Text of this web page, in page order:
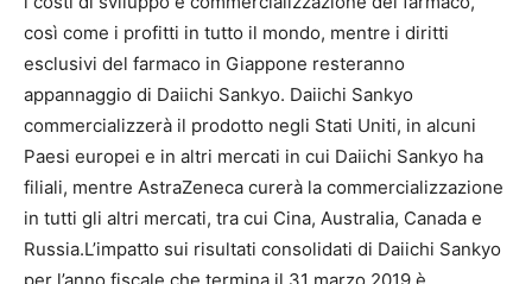
così come i profitti in tutto il mondo, mentre i diritti
esclusivi del farmaco in Giappone resteranno
appannaggio di Daiichi Sankyo. Daiichi Sankyo
commercializzerà il prodotto negli Stati Uniti, in alcuni
Paesi europei e in altri mercati in cui Daiichi Sankyo ha
filiali, mentre AstraZeneca curerà la commercializzazione
in tutti gli altri mercati, tra cui Cina, Australia, Canada e
Russia.L’impatto sui risultati consolidati di Daiichi Sankyo